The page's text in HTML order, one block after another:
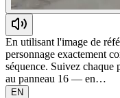
En utilisant l'image de
personnage exactement
séquence. Suivez chaque
au panneau 16 — en…
EN